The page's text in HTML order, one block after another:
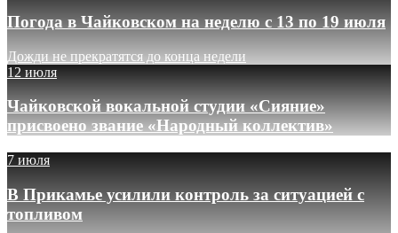
Погода в Чайковском на неделю с 13 по 19 июля
Дожди не прекратятся до конца недели
12 июля
Чайковской вокальной студии «Сияние»
присвоено звание «Народный коллектив»
7 июля
В Прикамье усилили контроль за ситуацией с
топливом